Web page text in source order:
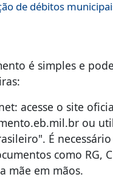
de débitos
é simples e
acesse o site
ou
É
como RG,
mãe em mãos.